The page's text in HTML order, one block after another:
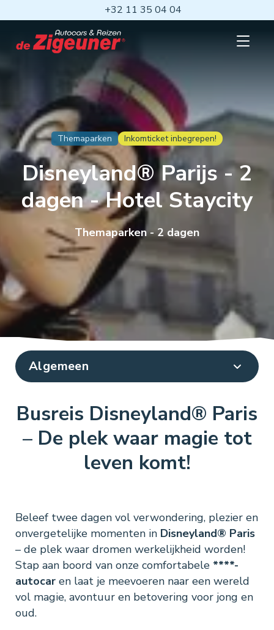
naar
hoofdinhoud
+32 11 35 04 04
Open
Themaparken Inkomticket inbegrepen!
Disneyland® Parijs - 2
dagen - Hotel Staycity
Themaparken - 2 dagen
Busreis Disneyland® Paris
– De plek waar magie tot
leven komt!
Beleef twee dagen vol verwondering, plezier en
onvergetelijke momenten in Disneyland® Paris
– de plek waar dromen werkelijkheid worden!
Stap aan boord van onze comfortabele ****-
autocar en laat je meevoeren naar een wereld
vol magie, avontuur en betovering voor jong en
oud.